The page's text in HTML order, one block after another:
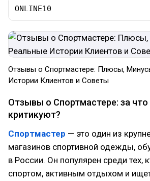
ONLINE10
Отзывы о Спортмастере: Плюсы,
Истории Клиентов и Советы
Отзывы о Спортмастере: за что
критикуют?
Спортмастер — это один из
магазинов спортивной одежды,
в России. Он популярен среди тех,
спортом, активным отдыхом и